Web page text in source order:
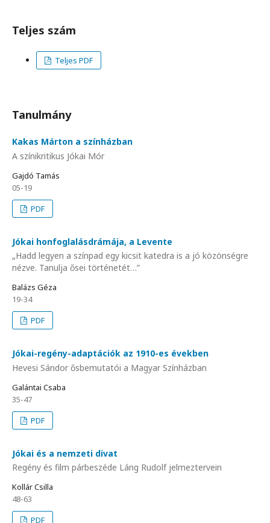
Teljes szám
Teljes PDF
Tanulmány
Kakas Márton a színházban
A színikritikus Jókai Mór
Gajdó Tamás
05-19
PDF
Jókai honfoglalásdrámája, a Levente
„Hadd legyen a színpad egy kicsit katedra is a jó közönségre
nézve. Tanulja ősei történetét…”
Balázs Géza
19-34
PDF
Jókai-regény-adaptációk az 1910-es években
Hevesi Sándor ősbemutatói a Magyar Színházban
Galántai Csaba
35-47
PDF
Jókai és a nemzeti divat
Regény és film párbeszéde Láng Rudolf jelmeztervein
Kollár Csilla
48-63
PDF